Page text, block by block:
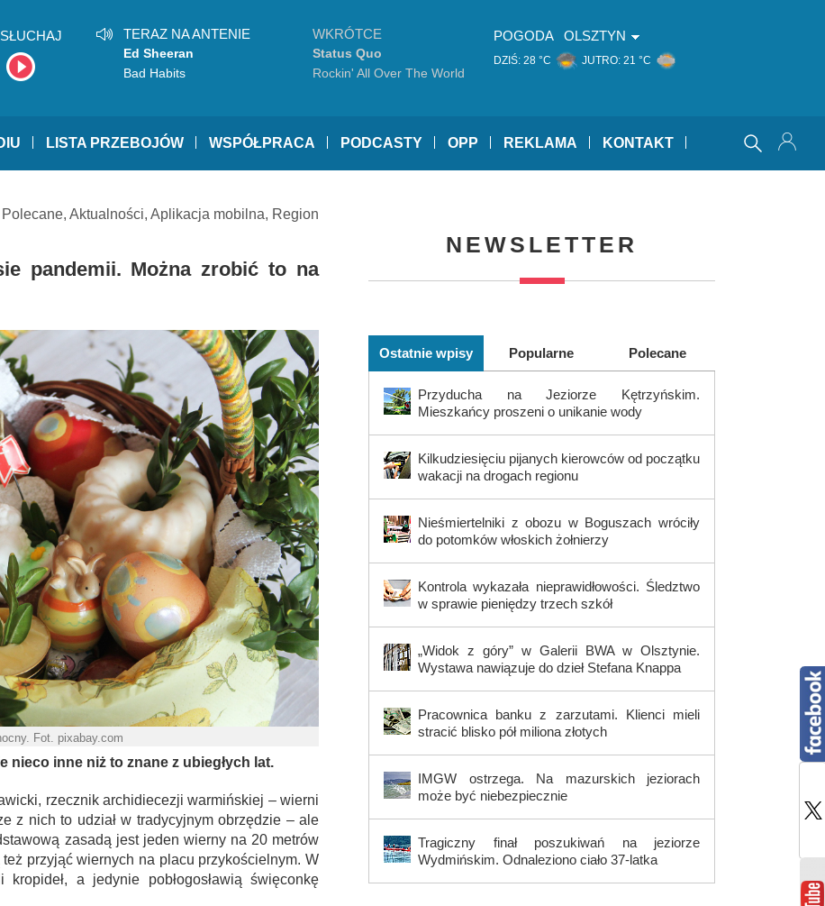
TERAZ NA ANTENIE
Ed Sheeran
Bad Habits
WKRÓTCE
Status Quo
Rockin' All Over The World
POGODA OLSZTYN
DZIŚ: 28 °C JUTRO: 21 °C
LISTA PRZEBOJÓW WSPÓŁPRACA PODCASTY OPP REKLAMA KONTAKT
Polecane, Aktualności, Aplikacja mobilna, Region
pandemii. Można zrobić to na
Fot. pixabay.com
nieco inne niż to znane z ubiegłych lat.
rzecznik archidiecezji warmińskiej – wierni
z nich to udział w tradycyjnym obrzędzie – ale
zasadą jest jeden wierny na 20 metrów
przyjąć wiernych na placu przykościelnym. W
a jedynie pobłogosławią święconkę
NEWSLETTER
Ostatnie wpisy Popularne Polecane
Przyducha na Jeziorze Kętrzyńskim.
Mieszkańcy proszeni o unikanie wody
Kilkudziesięciu pijanych kierowców od początku
wakacji na drogach regionu
Nieśmiertelniki z obozu w Boguszach wróciły
do potomków włoskich żołnierzy
Kontrola wykazała nieprawidłowości. Śledztwo
w sprawie pieniędzy trzech szkół
„Widok z góry” w Galerii BWA w Olsztynie.
Wystawa nawiązuje do dzieł Stefana Knappa
Pracownica banku z zarzutami. Klienci mieli
stracić blisko pół miliona złotych
IMGW ostrzega. Na mazurskich jeziorach
może być niebezpiecznie
Tragiczny finał poszukiwań na jeziorze
Wydmińskim. Odnaleziono ciało 37-latka